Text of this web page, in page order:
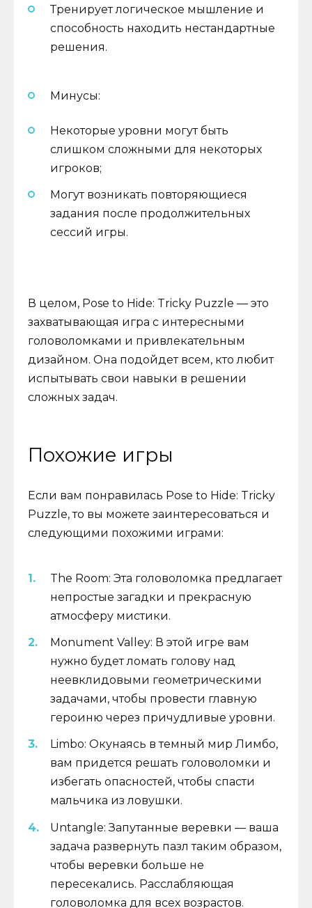
Тренирует логическое мышление и
способность находить нестандартные
решения.
Минусы:
Некоторые уровни могут быть
слишком сложными для некоторых
игроков;
Могут возникать повторяющиеся
задания после продолжительных
сессий игры.
В целом, Pose to Hide: Tricky Puzzle — это
захватывающая игра с интересными
головоломками и привлекательным
дизайном. Она подойдет всем, кто любит
испытывать свои навыки в решении
сложных задач.
Похожие игры
Если вам понравилась Pose to Hide: Tricky
Puzzle, то вы можете заинтересоваться и
следующими похожими играми:
The Room: Эта головоломка предлагает
непростые загадки и прекрасную
атмосферу мистики.
Monument Valley: В этой игре вам
нужно будет ломать голову над
неевклидовыми геометрическими
задачами, чтобы провести главную
героиню через причудливые уровни.
Limbo: Окунаясь в темный мир Лимбо,
вам придется решать головоломки и
избегать опасностей, чтобы спасти
мальчика из ловушки.
Untangle: Запутанные веревки — ваша
задача развернуть пазл таким образом,
чтобы веревки больше не
пересекались. Расслабляющая
головоломка для всех возрастов.